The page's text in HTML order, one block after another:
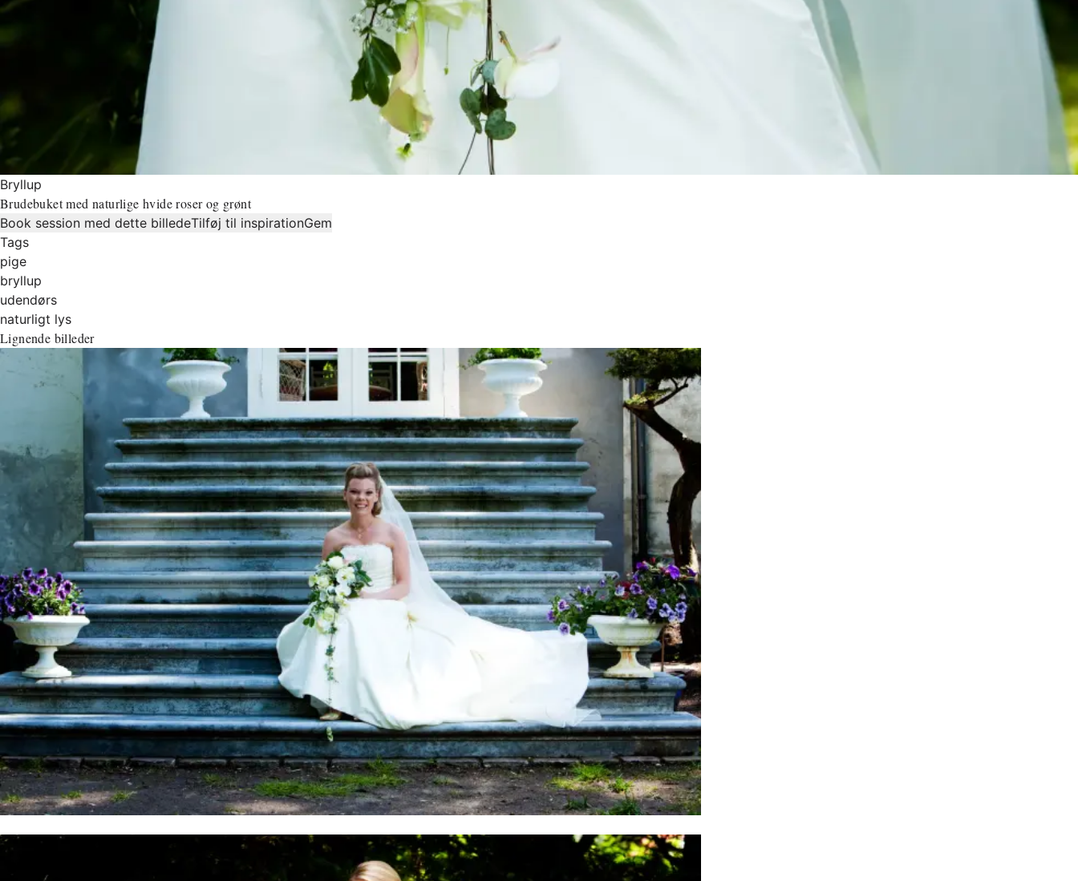
Bryllup
Brudebuket med naturlige hvide roser og grønt
Book session med dette billedeTilføj til inspirationGem
Tags
pige
bryllup
udendørs
naturligt lys
Lignende billeder